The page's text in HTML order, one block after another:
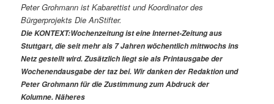
Peter Grohmann ist Kabarettist und Koordinator des
Bürgerprojekts Die AnStifter.
Die KONTEXT:Wochenzeitung ist eine Internet-Zeitung aus
Stuttgart, die seit mehr als 7 Jahren wöchentlich mittwochs ins
Netz gestellt wird. Zusätzlich liegt sie als Printausgabe der
Wochenendausgabe der taz bei. Wir danken der Redaktion und
Peter Grohmann für die Zustimmung zum Abdruck der
Kolumne. Näheres